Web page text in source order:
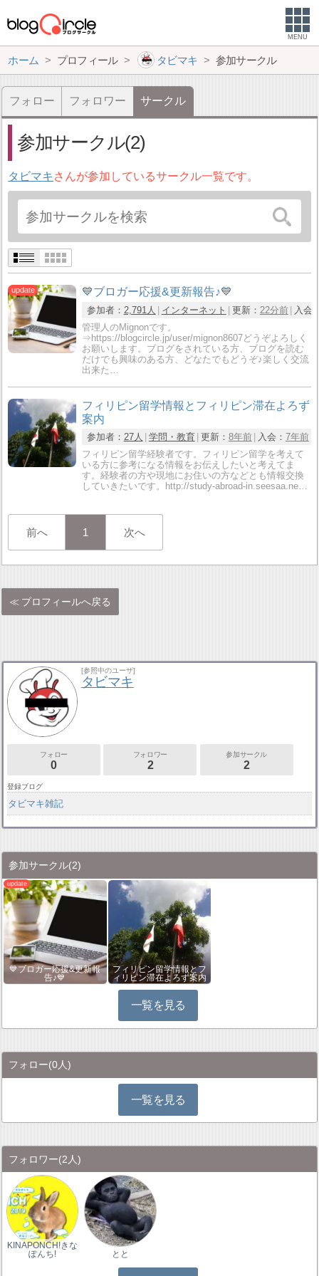
MENU
ホーム プロフィール タビマキ 参加サークル
フォロー フォロワー サークル
参加サークル(2)
タビマキ さんが参加しているサークル一覧です。
💙ブロガー応援&更新報告♪💙
参加者： 2,791人 インターネット 更新： 22分前
入会
管理人のMignonです。
⇒https://blogcircle.jp/user/mignon8607どうぞよろしく
お願いします。ブログをされている方、ブログを読む
だけでも興味のある方、どなたでもどうぞ♪楽しく交流
出来た…
フィリピン留学情報とフィリピン滞在よろず
案内
参加者： 27人 学問・教育 更新： 8年前 入会： 7年前
フィリピン留学経験者です。フィリピン留学を考えて
いる方に参考になる情報をお伝えしたいと考えてま
す。経験者の方や現地にお住いの方などとも情報交換
していきたいです。http://study-abroad-in.seesaa.ne…
前へ 1 次へ
プロフィールへ戻る
[参照中のユーザ]
タビマキ
フォロー
0
フォロワー
2
参加サークル
2
登録ブログ
タビマキ雑記
参加サークル(2)
💙ブロガー応援&更新報
告♪💙
フィリピン留学情報とフ
ィリピン滞在よろず案内
一覧を見る
フォロー(0人)
一覧を見る
フォロワー(2人)
KINAPONCH!きな
ぽんち!
とと